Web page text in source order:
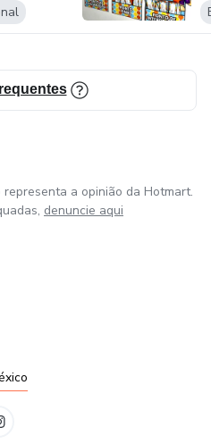
a opinião da Hotmart.
denuncie aqui